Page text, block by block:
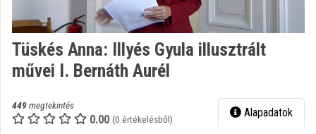
Intézményi felfedezés
Kategóriák
Intézmények
Tüskés Anna: Illyés Gyula illusztrált
művei I. Bernáth Aurél
449megtekintés
0.00 (0 értékelésből) Alapadatok